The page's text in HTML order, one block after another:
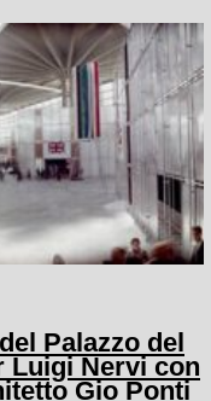
Palazzo del
Luigi Nervi con
Gio Ponti